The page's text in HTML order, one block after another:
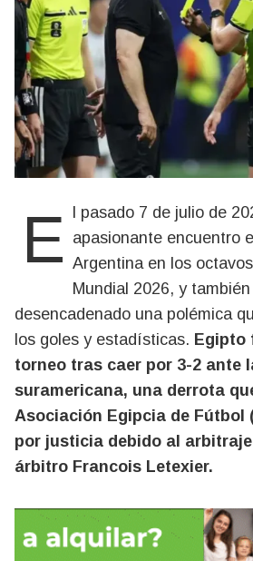
El pasado 7 de julio de 2026, marcó un apasionante encuentro
Argentina en los
Mundial 2026, y
desencadenado una polémica
los goles y estadísticas. Egipto
torneo tras caer por 3-2 ante
suramericana, una derrota
Asociación Egipcia de Fútbol
por justicia debido al
árbitro Francois Letexier.